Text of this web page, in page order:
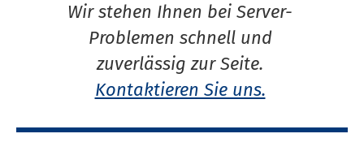
Wir stehen Ihnen bei Server-
Problemen schnell und
zuverlässig zur Seite.
Kontaktieren Sie uns.